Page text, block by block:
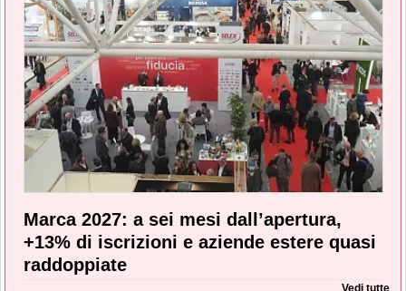
Marca 2027: a sei mesi dall’apertura,
+13% di iscrizioni e aziende estere quasi
raddoppiate
Vedi tutte